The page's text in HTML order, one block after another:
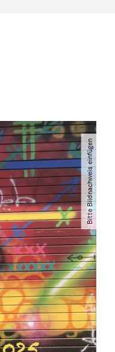
Bitte Bildnachweis einfügen